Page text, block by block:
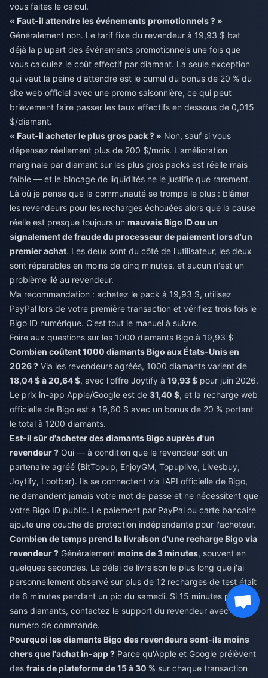
vous faites le calcul.
« Faut-il attendre les événements promotionnels ? »
Généralement non. Le tarif fixe du revendeur à 19,93 $ bat
déjà la plupart des événements promotionnels une fois que
vous calculez le coût effectif par diamant. La seule exception
qui vaut la peine d'attendre est le cumul du bonus de 20 % du
site web officiel avec une promo saisonnière, ce qui peut
brièvement faire passer les taux effectifs en dessous de 0,015
$/diamant.
« Faut-il acheter le plus gros pack ? » Non, sauf si vous
dépensez réellement plus de 200 $/mois. L'amélioration
marginale par diamant sur les plus gros packs est réelle mais
faible — et le blocage de liquidités ne le justifie que rarement.
Là où je pense que la communauté se trompe le plus : blâmer
les revendeurs pour les recharges échouées alors que la cause
réelle est presque toujours un mauvais Bigo ID ou un
signalement de fraude du processeur de paiement lors d'un
premier achat. Les deux sont du côté de l'utilisateur, les deux
sont réparables en moins de cinq minutes, et aucun n'est un
problème lié au revendeur.
Ma recommandation : achetez le pack à 19,93 $, utilisez
PayPal lors de votre première transaction et vérifiez trois fois le
Bigo ID numérique. C'est tout le manuel à suivre.
Foire aux questions sur les 1000 diamants Bigo à 19,93 $
Combien coûtent 1000 diamants Bigo aux États-Unis en
2026 ? Via les revendeurs agréés, 1000 diamants varient de
18,04 $ à 20,64 $, avec l'offre Joytify à 19,93 $ pour juin 2026.
Le prix in-app Apple/Google est de 31,40 $, et la recharge web
officielle de Bigo est à 19,60 $ avec un bonus de 20 % portant
le total à 1200 diamants.
Est-il sûr d'acheter des diamants Bigo auprès d'un
revendeur ? Oui — à condition que le revendeur soit un
partenaire agréé (BitTopup, EnjoyGM, Topuplive, Livesbuy,
Joytify, Lootbar). Ils se connectent via l'API officielle de Bigo,
ne demandent jamais votre mot de passe et ne nécessitent que
votre Bigo ID public. Le paiement par PayPal ou carte bancaire
ajoute une couche de protection indépendante pour l'acheteur.
Combien de temps prend la livraison d'une recharge Bigo via
revendeur ? Généralement moins de 3 minutes, souvent en
quelques secondes. Le délai de livraison le plus long que j'ai
personnellement observé sur plus de 12 recharges de test était
de 6 minutes pendant un pic du samedi. Si 15 minutes passent
sans diamants, contactez le support du revendeur avec votre
numéro de commande.
Pourquoi les diamants Bigo des revendeurs sont-ils moins
chers que l'achat in-app ? Parce qu'Apple et Google prélèvent
des frais de plateforme de 15 à 30 % sur chaque transaction